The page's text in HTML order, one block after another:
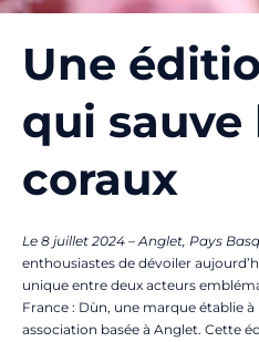
Une
qui sauve
coraux
Le 8 juillet 2024 – Anglet, Pays
enthousiastes de dévoiler
unique entre deux acteurs
France : Dùn, une marque établie
association basée à Anglet. Cette